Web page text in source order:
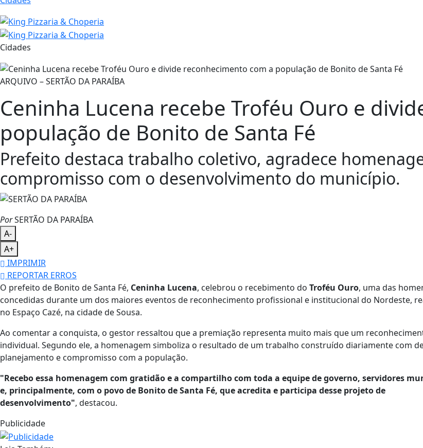
Cidades
ARQUIVO – SERTÃO DA PARAÍBA
Ceninha Lucena recebe Troféu Ouro e
população de Bonito de Santa Fé
Prefeito destaca trabalho coletivo, agradece
compromisso com o desenvolvimento do município.
PorSERTÃO DA PARAÍBA
A-
A+
IMPRIMIR
REPORTAR ERROS
O prefeito de Bonito de Santa Fé, Ceninha Lucena, celebrou o recebimento do Troféu Ouro, uma das
concedidas durante um dos maiores eventos de reconhecimento profissional e institucional do Nordeste,
no Espaço Cazé, na cidade de Sousa.
Ao comentar a conquista, o gestor ressaltou que a premiação representa muito mais que um
individual. Segundo ele, a homenagem simboliza o resultado de um trabalho construído diariamente com
planejamento e compromisso com a população.
"Recebo essa homenagem com gratidão e a compartilho com toda a equipe de governo, servidores
e, principalmente, com o povo de Bonito de Santa Fé, que acredita e participa desse projeto de
desenvolvimento", destacou.
Publicidade